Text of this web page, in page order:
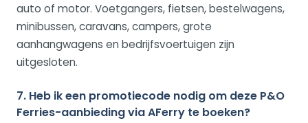
auto of motor. Voetgangers, fietsen, bestelwagens,
minibussen, caravans, campers, grote
aanhangwagens en bedrijfsvoertuigen zijn
uitgesloten.
7. Heb ik een promotiecode nodig om deze P&O
Ferries-aanbieding via AFerry te boeken?